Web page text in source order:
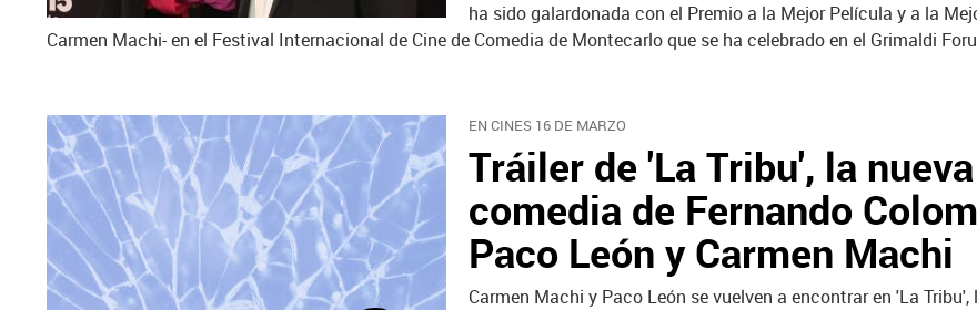
ha sido galardonada con el Premio a la Mejor Película y a la
Carmen Machi- en el Festival Internacional de Cine de Comedia de Montecarlo que se ha celebrado en el Grimaldi
EN CINES 16 DE MARZO
Tráiler de 'La Tribu', la nueva
comedia de Fernando
Paco León y Carmen Machi
Carmen Machi y Paco León se vuelven a encontrar en 'La Tribu',